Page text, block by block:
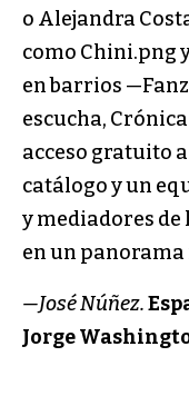
o Alejandra
como Chini.png
en barrios
escucha,
acceso gratuito
catálogo y un
y mediadores
en un
—José Núñez.
Jorge